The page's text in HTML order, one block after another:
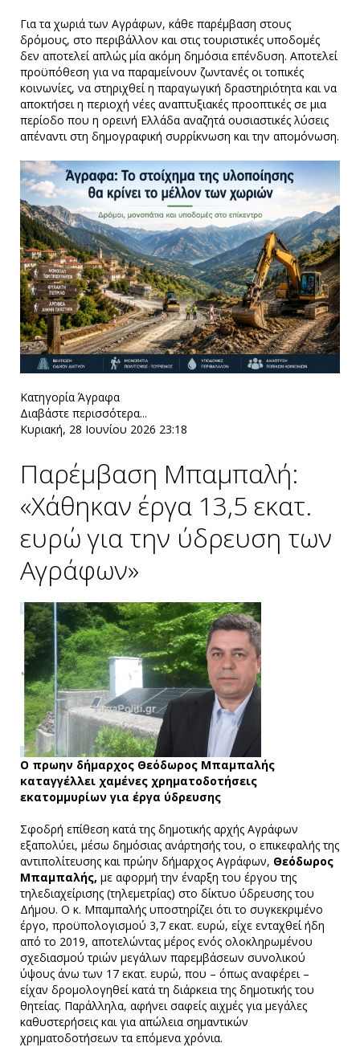
Για τα χωριά των Αγράφων, κάθε παρέμβαση στους
δρόμους, στο περιβάλλον και στις τουριστικές υποδομές
δεν αποτελεί απλώς μία ακόμη δημόσια επένδυση. Αποτελεί
προϋπόθεση για να παραμείνουν ζωντανές οι τοπικές
κοινωνίες, να στηριχθεί η παραγωγική δραστηριότητα και να
αποκτήσει η περιοχή νέες αναπτυξιακές προοπτικές σε μια
περίοδο που η ορεινή Ελλάδα αναζητά ουσιαστικές λύσεις
απέναντι στη δημογραφική συρρίκνωση και την απομόνωση.
Κατηγορία Άγραφα
Διαβάστε περισσότερα...
Κυριακή, 28 Ιουνίου 2026 23:18
Παρέμβαση Μπαμπαλή:
«Χάθηκαν έργα 13,5 εκατ.
ευρώ για την ύδρευση των
Αγράφων»
Ο πρωην δήμαρχος Θεόδωρος Μπαμπαλής
καταγγέλλει χαμένες χρηματοδοτήσεις
εκατομμυρίων για έργα ύδρευσης
Σφοδρή επίθεση κατά της δημοτικής αρχής Αγράφων
εξαπολύει, μέσω δημόσιας ανάρτησής του, ο επικεφαλής της
αντιπολίτευσης και πρώην δήμαρχος Αγράφων, Θεόδωρος
Μπαμπαλής, με αφορμή την έναρξη του έργου της
τηλεδιαχείρισης (τηλεμετρίας) στο δίκτυο ύδρευσης του
Δήμου. Ο κ. Μπαμπαλής υποστηρίζει ότι το συγκεκριμένο
έργο, προϋπολογισμού 3,7 εκατ. ευρώ, είχε ενταχθεί ήδη
από το 2019, αποτελώντας μέρος ενός ολοκληρωμένου
σχεδιασμού τριών μεγάλων παρεμβάσεων συνολικού
ύψους άνω των 17 εκατ. ευρώ, που – όπως αναφέρει –
είχαν δρομολογηθεί κατά τη διάρκεια της δημοτικής του
θητείας. Παράλληλα, αφήνει σαφείς αιχμές για μεγάλες
καθυστερήσεις και για απώλεια σημαντικών
χρηματοδοτήσεων τα επόμενα χρόνια.